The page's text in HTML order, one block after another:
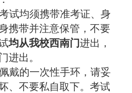
试均须携带准考证、身
携带并注意保管，不要
均从我校西南门进出，
进出。
戴的一次性手环，请妥
、不要私自取下。考试